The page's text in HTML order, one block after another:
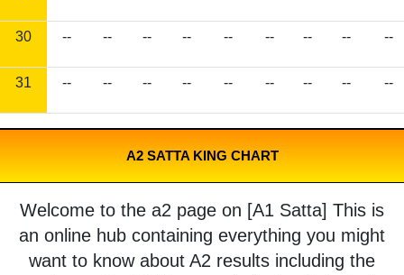
30 -- -- -- -- -- -- -- -- --
31 -- -- -- -- -- -- -- -- --
A2 SATTA KING CHART
Welcome to the a2 page on [A1 Satta] This is
an online hub containing everything you might
want to know about A2 results including the